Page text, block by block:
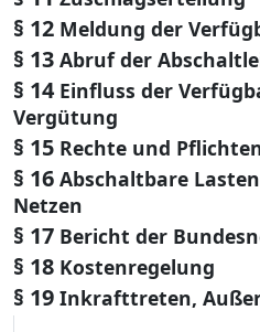
§ 12 Meldung der
§ 13 Abruf der
§ 14 Einfluss der
Vergütung
§ 15 Rechte und
§ 16 Abschaltbare
Netzen
§ 17 Bericht der
§ 18 Kostenregelung
§ 19 Inkrafttreten,